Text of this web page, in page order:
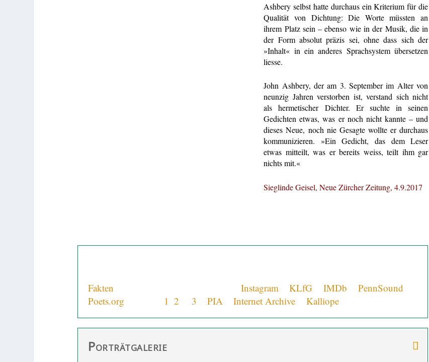
Ashbery selbst hatte durchaus ein Kriterium für die
Qualität von Dichtung: Die Worte müssten an
ihrem Platz sein – ebenso wie in der Musik, die in
der Form absolut präzis sei, ohne dass sich der
»Inhalt« in ein anderes Sprachsystem übersetzen
liesse.
John Ashbery, der am 3. September im Alter von
neunzig Jahren verstorben ist, verstand sich nicht
als hermetischer Dichter. Er suchte in seinen
Gedichten etwas, was er noch nicht kannte – und
dieses Neue, noch nie Gesagte wollte er durchaus
kommunizieren. »Ein Gedicht, das dem Leser
etwas mitteilt, was er bereits weiss, teilt ihm gar
nichts mit.«
Sieglinde Geisel, Neue Zürcher Zeitung, 4.9.2017
Fakten und Vermutungen zum Autor +Instagram +KLfG +IMDb +PennSound
Poets.org
1 ,2 3 +PIA +Internet Archive +Kalliope
Porträtgalerie